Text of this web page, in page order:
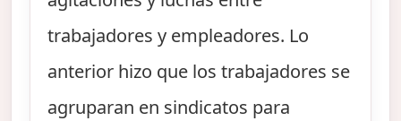
trabajadores y empleadores. Lo
anterior hizo que los trabajadores se
agruparan en sindicatos para